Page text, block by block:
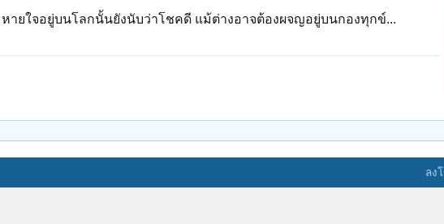
หายใจอยู่บนโลกนั้นยังนับว่าโชคดี แม้ต่างอาจต้องผจญอยู่บนกองทุกข์...
ลง